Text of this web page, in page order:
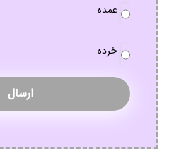
سفارش
عمده
خرده